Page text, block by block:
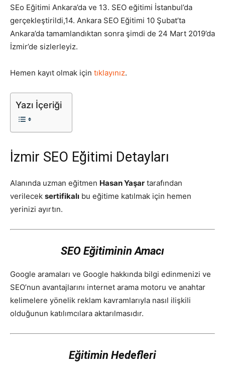
SEo Eğitimi Ankara’da ve 13. SEO eğitimi İstanbul’da
gerçekleştirildi,14. Ankara SEO Eğitimi 10 Şubat’ta
Ankara’da tamamlandıktan sonra şimdi de 24 Mart 2019’da
İzmir’de sizlerleyiz.
Hemen kayıt olmak için tıklayınız.
Yazı İçeriği
İzmir SEO Eğitimi Detayları
Alanında uzman eğitmen Hasan Yaşar tarafından
verilecek sertifikalı bu eğitime katılmak için hemen
yerinizi ayırtın.
SEO Eğitiminin Amacı
Google aramaları ve Google hakkında bilgi edinmenizi ve
SEO’nun avantajlarını internet arama motoru ve anahtar
kelimelere yönelik reklam kavramlarıyla nasıl ilişkili
olduğunun katılımcılara aktarılmasıdır.
Eğitimin Hedefleri